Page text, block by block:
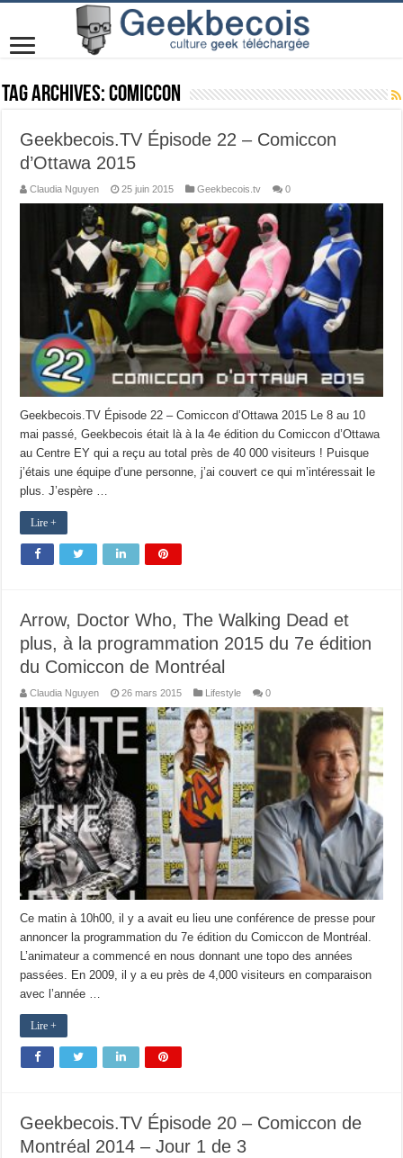
Tag Archives:ComicCon
Geekbecois.TV Épisode 22 – Comiccon
d’Ottawa 2015
Claudia Nguyen 25 juin 2015 Geekbecois.tv 0
Geekbecois.TV Épisode 22 – Comiccon d’Ottawa 2015 Le 8 au 10
mai passé, Geekbecois était là à la 4e édition du Comiccon d’Ottawa
au Centre EY qui a reçu au total près de 40 000 visiteurs ! Puisque
j’étais une équipe d’une personne, j’ai couvert ce qui m’intéressait le
plus. J’espère …
Lire +
Arrow, Doctor Who, The Walking Dead et
plus, à la programmation 2015 du 7e édition
du Comiccon de Montréal
Claudia Nguyen 26 mars 2015 Lifestyle 0
Ce matin à 10h00, il y a avait eu lieu une conférence de presse pour
annoncer la programmation du 7e édition du Comiccon de Montréal.
L’animateur a commencé en nous donnant une topo des années
passées. En 2009, il y a eu près de 4,000 visiteurs en comparaison
avec l’année …
Lire +
Geekbecois.TV Épisode 20 – Comiccon de
Montréal 2014 – Jour 1 de 3